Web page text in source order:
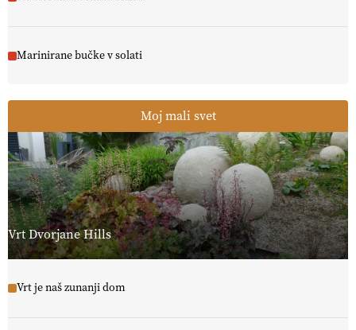
Marinirane bučke v solati
Moj mali svet
Vrt Dvorjane Hills
Vrt je naš zunanji dom